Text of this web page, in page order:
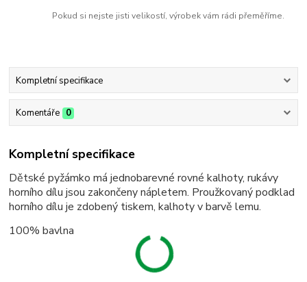
Pokud si nejste jisti velikostí, výrobek vám rádi přeměříme.
Kompletní specifikace
Komentáře 0
Kompletní specifikace
Dětské pyžámko má jednobarevné rovné kalhoty, rukávy
horního dílu jsou zakončeny nápletem. Proužkovaný podklad
horního dílu je zdobený tiskem, kalhoty v barvě lemu.
100% bavlna